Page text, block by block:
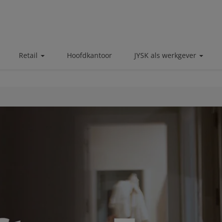
Retail Hoofdkantoor JYSK als werkgever